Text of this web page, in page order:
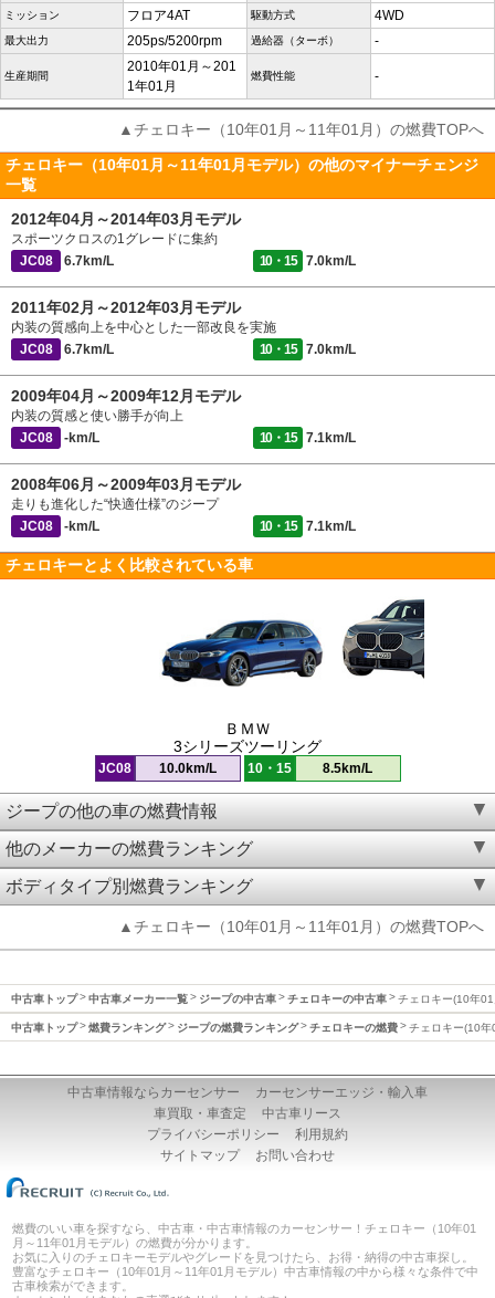
ミッション フロア4AT 駆動方式 4WD
最大出力 205ps/5200rpm 過給器（ターボ） -
生産期間
2010年01月～201
1年01月
燃費性能 -
▲チェロキー（10年01月～11年01月）の燃費TOPへ
チェロキー（10年01月～11年01月モデル）の他のマイナーチェンジ
一覧
2012年04月～2014年03月モデル
スポーツクロスの1グレードに集約
JC08
6.7km/L 10・15 7.0km/L
2011年02月～2012年03月モデル
内装の質感向上を中心とした一部改良を実施
JC08
6.7km/L 10・15 7.0km/L
2009年04月～2009年12月モデル
内装の質感と使い勝手が向上
JC08
-km/L 10・15 7.1km/L
2008年06月～2009年03月モデル
走りも進化した“快適仕様”のジープ
JC08
-km/L 10・15 7.1km/L
チェロキーとよく比較されている車
ＢＭＷ
3シリーズツーリング
JC08 10.0km/L 10・15 8.5km/L
ジープの他の車の燃費情報
他のメーカーの燃費ランキング
ボディタイプ別燃費ランキング
▲チェロキー（10年01月～11年01月）の燃費TOPへ
中古車トップ 中古車メーカー一覧 ジープの中古車 チェロキーの中古車 チェロキー(10年
中古車トップ 燃費ランキング ジープの燃費ランキング チェロキーの燃費 チェロキー(10
中古車情報ならカーセンサー
カーセンサーエッジ・輸入車
車買取・車査定
中古車リース
プライバシーポリシー
利用規約
サイトマップ
お問い合わせ
燃費のいい車を探すなら、中古車・中古車情報のカーセンサー！チェロキー（10年01
月～11年01月モデル）の燃費が分かります。
お気に入りのチェロキーモデルやグレードを見つけたら、お得・納得の中古車探し。
豊富なチェロキー（10年01月～11年01月モデル）中古車情報の中から様々な条件で中
古車検索ができます。